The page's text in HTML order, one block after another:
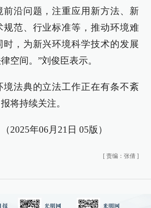
前沿问题，注重应用新方法、新
规范、行业标准等，推动环境难
时，为新兴环境科学技术的发展
空间。”刘俊臣表示。
境法典的立法工作正在有条不紊
将持续关注。
2025年06月21日 05版）
[ 责编：张倩 ]